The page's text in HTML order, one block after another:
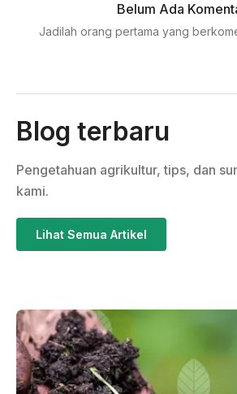
Belum Ada
Jadilah orang pertama yang
Blog terbaru
Pengetahuan agrikultur, tips, dan
kami.
Lihat Semua Artikel